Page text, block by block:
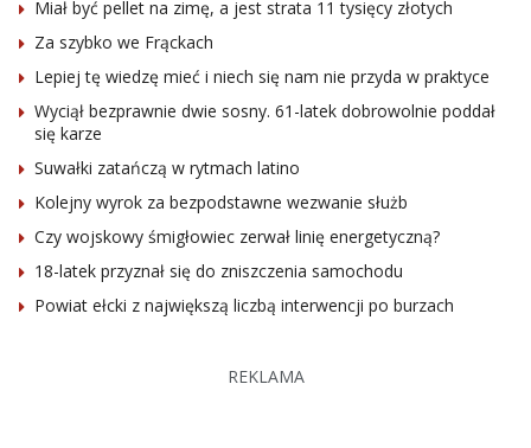
Miał być pellet na zimę, a jest strata 11 tysięcy złotych
Za szybko we Frąckach
Lepiej tę wiedzę mieć i niech się nam nie przyda w praktyce
Wyciął bezprawnie dwie sosny. 61-latek dobrowolnie poddał
się karze
Suwałki zatańczą w rytmach latino
Kolejny wyrok za bezpodstawne wezwanie służb
Czy wojskowy śmigłowiec zerwał linię energetyczną?
18-latek przyznał się do zniszczenia samochodu
Powiat ełcki z największą liczbą interwencji po burzach
REKLAMA